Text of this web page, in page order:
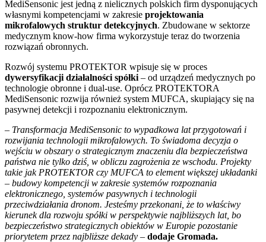
MediSensonic jest jedną z nielicznych polskich firm dysponujących
własnymi kompetencjami w zakresie projektowania
mikrofalowych struktur detekcyjnych. Zbudowane w sektorze
medycznym know-how firma wykorzystuje teraz do tworzenia
rozwiązań obronnych.
Rozwój systemu PROTEKTOR wpisuje się w proces
dywersyfikacji działalności spółki – od urządzeń medycznych po
technologie obronne i dual-use. Oprócz PROTEKTORA
MediSensonic rozwija również system MUFCA, skupiający się na
pasywnej detekcji i rozpoznaniu elektronicznym.
– Transformacja MediSensonic to wypadkowa lat przygotowań i
rozwijania technologii mikrofalowych. To świadoma decyzja o
wejściu w obszary o strategicznym znaczeniu dla bezpieczeństwa
państwa nie tylko dziś, w obliczu zagrożenia ze wschodu. Projekty
takie jak PROTEKTOR czy MUFCA to element większej układanki
– budowy kompetencji w zakresie systemów rozpoznania
elektronicznego, systemów pasywnych i technologii
przeciwdziałania dronom. Jesteśmy przekonani, że to właściwy
kierunek dla rozwoju spółki w perspektywie najbliższych lat, bo
bezpieczeństwo strategicznych obiektów w Europie pozostanie
priorytetem przez najbliższe dekady – dodaje Gromada.